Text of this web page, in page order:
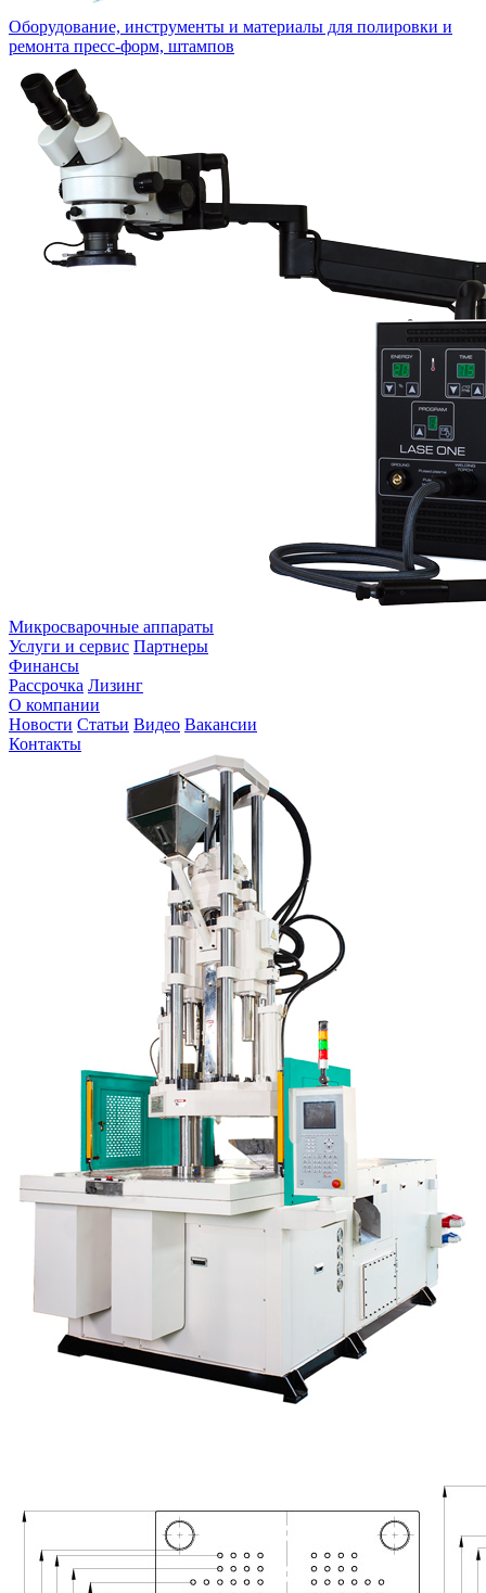
Оборудование, инструменты и материалы для полировки и
ремонта пресс-форм, штампов
Микросварочные аппараты
Услуги и сервис Партнеры
Финансы
Рассрочка Лизинг
О компании
Новости Статьи Видео Вакансии
Контакты